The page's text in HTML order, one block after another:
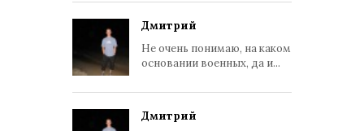
Дмитрий
Не очень понимаю, на каком
основании военных, да и...
Дмитрий